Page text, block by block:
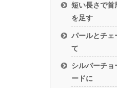
短い長さで首
を足す
パールとチェ
て
シルバーチョ
ードに